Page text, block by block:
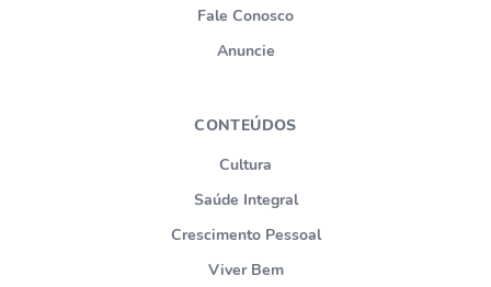
Fale Conosco
Anuncie
CONTEÚDOS
Cultura
Saúde Integral
Crescimento Pessoal
Viver Bem